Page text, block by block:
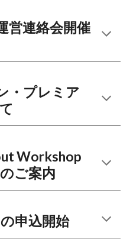
営連絡会開催
・プレミア
Workshop
ご案内
申込開始